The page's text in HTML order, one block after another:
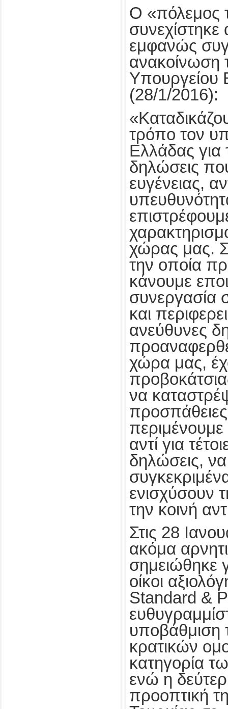
Ο «πόλεμος
εμφανώς
ανακοίνωση
Υπουργείου
(28/1/2016):
τρόπο τον
Ελλάδας για
δηλώσεις
ευγένειας,
χώρας μας.
την οποία
κάνουμε
συνεργασία
και
ανεύθυνες
χώρα μας,
να
αντί για
δηλώσεις, να
ενισχύσουν
την κοινή
Στις 28
ακόμα
σημειώθηκε
οίκοι
Standard &
υποβάθμιση
κρατικών
κατηγορία
ενώ η
προοπτική